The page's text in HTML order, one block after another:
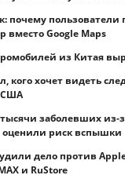
почему пользователи
вместо Google Maps
из Китая
кого хочет видеть
США
заболевших из-
оценили риск вспышки
дело против
и RuStore